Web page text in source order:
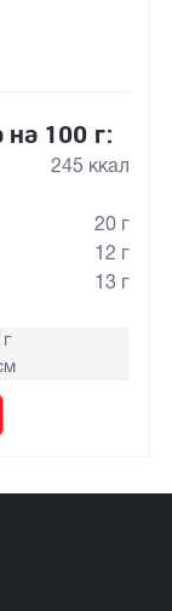
на 100 г:
245 ккал
20 г
12 г
13 г